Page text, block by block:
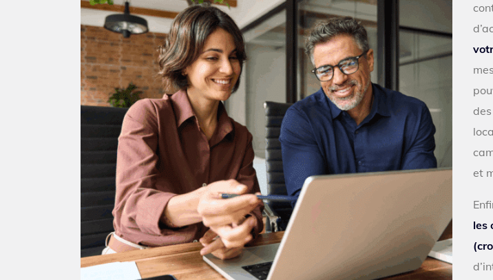
et
les